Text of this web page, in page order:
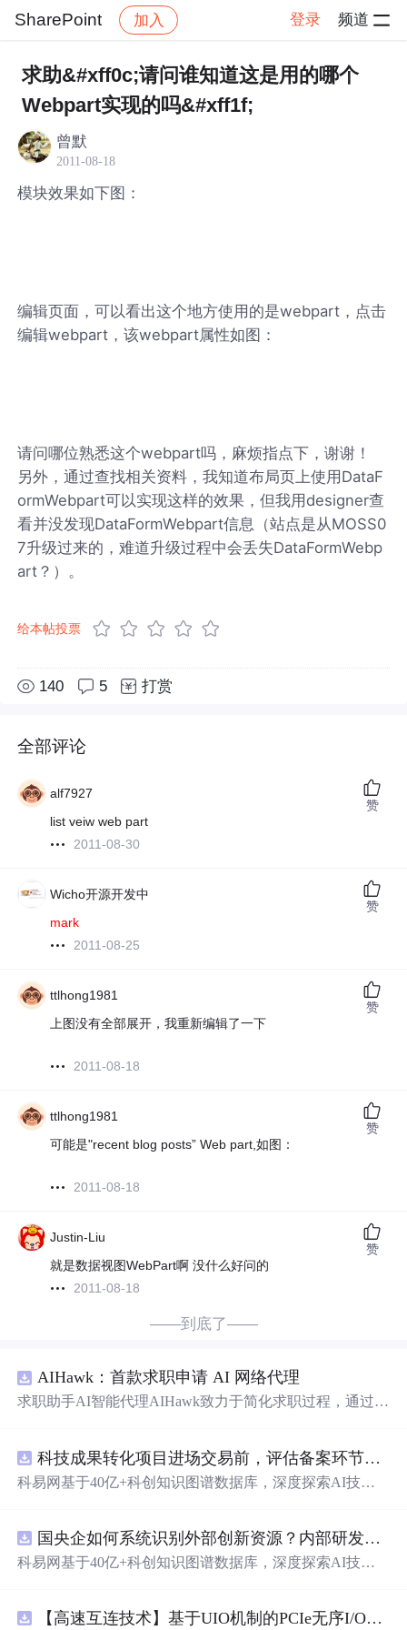
SharePoint 加入 登录 频道
社区 SharePoint 帖子详情
求助&#xff0c;请问谁知道这是用的哪个
Webpart实现的吗&#xff1f;
曾默
2011-08-18
模块效果如下图：
编辑页面，可以看出这个地方使用的是webpart，点击
编辑webpart，该webpart属性如图：
请问哪位熟悉这个webpart吗，麻烦指点下，谢谢！
另外，通过查找相关资料，我知道布局页上使用DataF
ormWebpart可以实现这样的效果，但我用designer查
看并没发现DataFormWebpart信息（站点是从MOSS0
7升级过来的，难道升级过程中会丢失DataFormWebp
art？）。
给本帖投票
140 5 打赏
全部评论
alf7927
list veiw web part
2011-08-30
赞
Wicho开源开发中
mark
2011-08-25
赞
ttlhong1981
上图没有全部展开，我重新编辑了一下
2011-08-18
赞
ttlhong1981
可能是"recent blog posts” Web part,如图：
2011-08-18
赞
Justin-Liu
就是数据视图WebPart啊 没什么好问的
2011-08-18
赞
——到底了——
AIHawk：首款求职申请 AI 网络代理
求职助手AI智能代理AIHawk致力于简化求职过程，通过自
科技成果转化项目进场交易前，评估备案环节需要准备哪些材料？.docx
科易网基于40亿+科创知识图谱数据库，深度探索AI技术
新领域的AI+数智化解决方案，推动科技创新与产业创新
智能化发展。
国央企如何系统识别外部创新资源？内部研发体系完善，但对外部高校、中小科技企业技术能力缺乏动态认知。.docx
科易网基于40亿+科创知识图谱数据库，深度探索AI技术
新领域的AI+数智化解决方案，推动科技创新与产业创新【高速互连技术】基于UIO机制的PCIe无序I/O扩展：多路径架构下内存请求的高性能传输与排序控制方案设计